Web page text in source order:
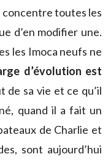
toutes les
d’en modifier une.
les Imoca neufs ne
d’évolution est
de sa vie et ce qu’il
quand il a fait un
de Charlie et
sont aujourd’hui